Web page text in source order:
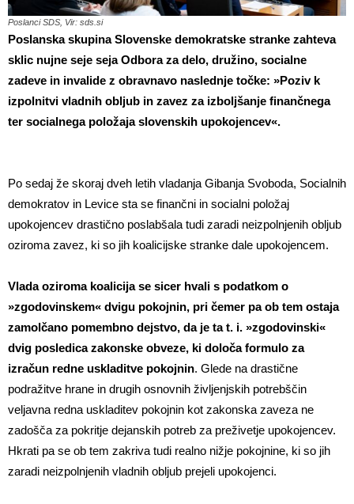
Poslanci SDS, Vir: sds.si
Poslanska skupina Slovenske demokratske stranke zahteva
sklic nujne seje seja Odbora za delo, družino, socialne
zadeve in invalide z obravnavo naslednje točke: »Poziv k
izpolnitvi vladnih obljub in zavez za izboljšanje finančnega
ter socialnega položaja slovenskih upokojencev«.
Po sedaj že skoraj dveh letih vladanja Gibanja Svoboda, Socialnih
demokratov in Levice sta se finančni in socialni položaj
upokojencev drastično poslabšala tudi zaradi neizpolnjenih obljub
oziroma zavez, ki so jih koalicijske stranke dale upokojencem.
Vlada oziroma koalicija se sicer hvali s podatkom o
»zgodovinskem« dvigu pokojnin, pri čemer pa ob tem ostaja
zamolčano pomembno dejstvo, da je ta t. i. »zgodovinski«
dvig posledica zakonske obveze, ki določa formulo za
izračun redne uskladitve pokojnin. Glede na drastične
podražitve hrane in drugih osnovnih življenjskih potrebščin
veljavna redna uskladitev pokojnin kot zakonska zaveza ne
zadošča za pokritje dejanskih potreb za preživetje upokojencev.
Hkrati pa se ob tem zakriva tudi realno nižje pokojnine, ki so jih
zaradi neizpolnjenih vladnih obljub prejeli upokojenci.